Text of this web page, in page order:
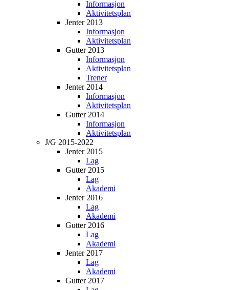
Informasjon
Aktivitetsplan
Jenter 2013
Informasjon
Aktivitetsplan
Gutter 2013
Informasjon
Aktivitetsplan
Trener
Jenter 2014
Informasjon
Aktivitetsplan
Gutter 2014
Informasjon
Aktivitetsplan
J/G 2015-2022
Jenter 2015
Lag
Gutter 2015
Lag
Akademi
Jenter 2016
Lag
Akademi
Gutter 2016
Lag
Akademi
Jenter 2017
Lag
Akademi
Gutter 2017